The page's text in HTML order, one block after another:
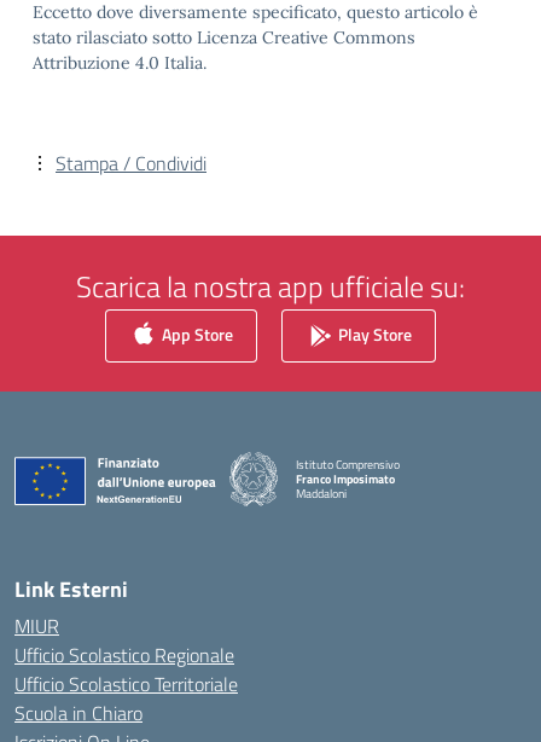
Eccetto dove diversamente specificato, questo articolo è
stato rilasciato sotto Licenza Creative Commons
Attribuzione 4.0 Italia.
Stampa / Condividi
Scarica la nostra app ufficiale su:
App Store Play Store
Istituto Comprensivo
Franco Imposimato
Maddaloni
Link Esterni
MIUR
Ufficio Scolastico Regionale
Ufficio Scolastico Territoriale
Scuola in Chiaro